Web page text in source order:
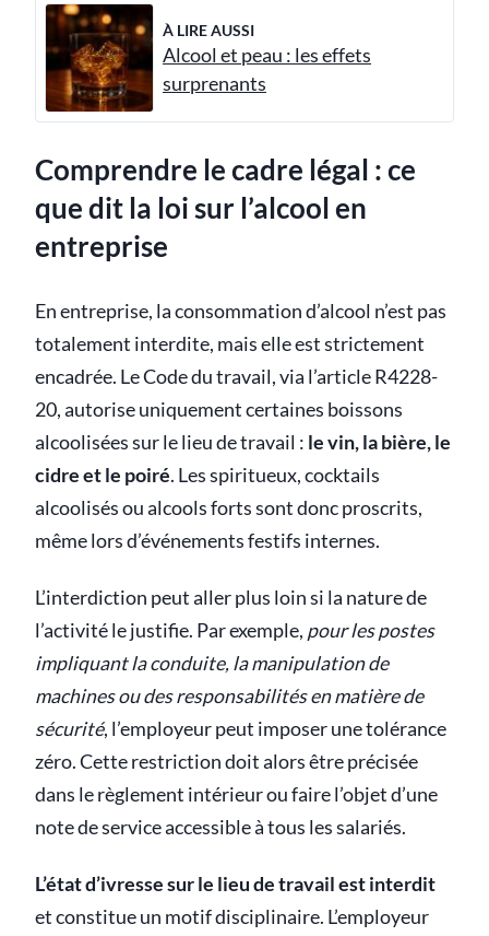
À LIRE AUSSI
Alcool et peau : les effets
surprenants
Comprendre le cadre légal : ce
que dit la loi sur l’alcool en
entreprise
En entreprise, la consommation d’alcool n’est pas
totalement interdite, mais elle est strictement
encadrée. Le Code du travail, via l’article R4228-
20, autorise uniquement certaines boissons
alcoolisées sur le lieu de travail : le vin, la bière, le
cidre et le poiré. Les spiritueux, cocktails
alcoolisés ou alcools forts sont donc proscrits,
même lors d’événements festifs internes.
L’interdiction peut aller plus loin si la nature de
l’activité le justifie. Par exemple, pour les postes
impliquant la conduite, la manipulation de
machines ou des responsabilités en matière de
sécurité, l’employeur peut imposer une tolérance
zéro. Cette restriction doit alors être précisée
dans le règlement intérieur ou faire l’objet d’une
note de service accessible à tous les salariés.
L’état d’ivresse sur le lieu de travail est interdit
et constitue un motif disciplinaire. L’employeur